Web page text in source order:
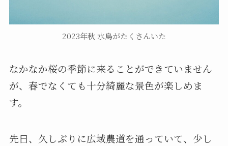
2023年秋 水鳥がたくさんいた
なかなか桜の季節に来ることができていません
が、春でなくても十分綺麗な景色が楽しめま
す。
先日、久しぶりに広域農道を通っていて、少し